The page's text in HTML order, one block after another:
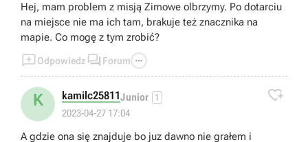
Hej, mam problem z misją Zimowe olbrzymy. Po dotarciu
na miejsce nie ma ich tam, brakuje też znacznika na
mapie. Co mogę z tym zrobić?
Odpowiedz  Forum 
K kamilc25811Junior 1
2023-04-27 17:04

A gdzie ona się znajduje bo juz dawno nie grałem i